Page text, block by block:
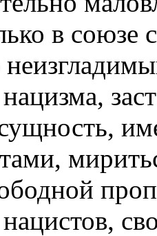
в союзе